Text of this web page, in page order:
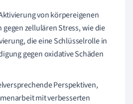
von körpereigenen
zellulären Stress, wie die
die eine Schlüsselrolle in
gegen oxidative Schäden
Perspektiven,
mit verbesserten